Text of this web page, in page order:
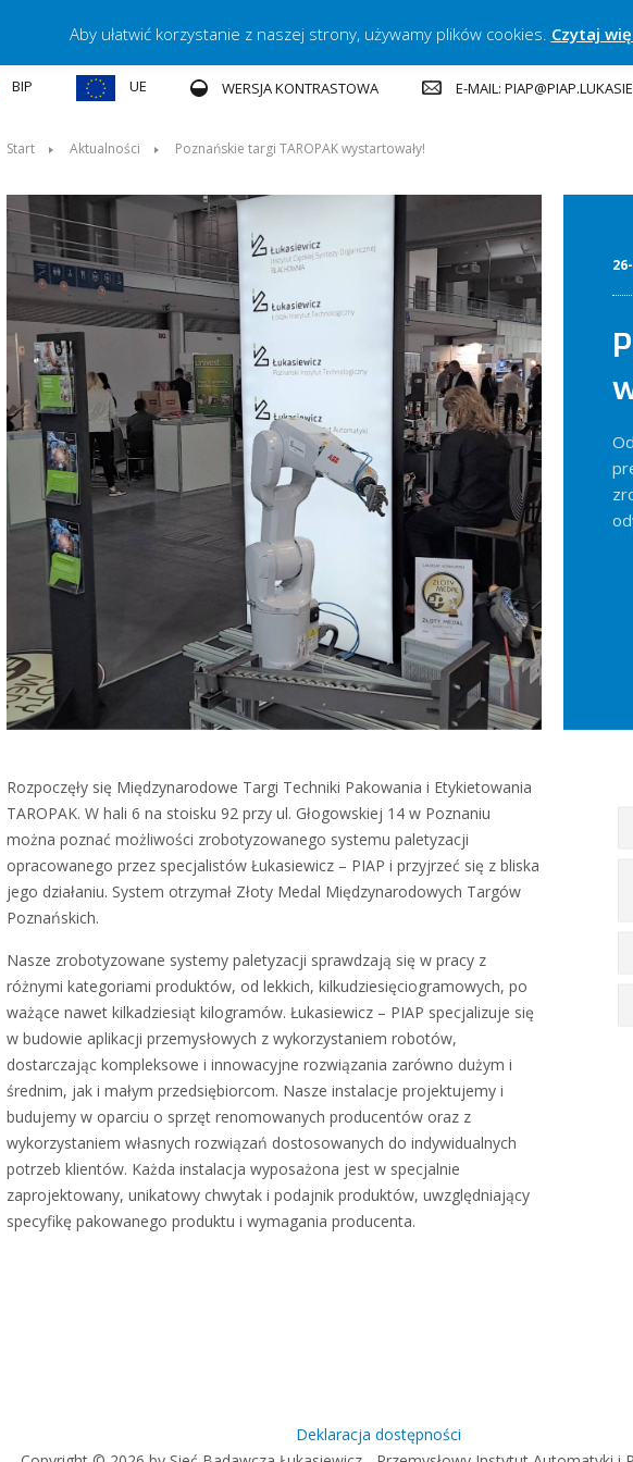
BIP UE WERSJA KONTRASTOWA E-MAIL:
Start Aktualności Poznańskie targi TAROPAK wystartowały!
Rozpoczęły się Międzynarodowe Targi Techniki Pakowania i Etykietowania
TAROPAK. W hali 6 na stoisku 92 przy ul. Głogowskiej 14 w Poznaniu
można poznać możliwości zrobotyzowanego systemu paletyzacji
opracowanego przez specjalistów Łukasiewicz – PIAP i przyjrzeć się z bliska
jego działaniu. System otrzymał Złoty Medal Międzynarodowych Targów
Poznańskich.
Nasze zrobotyzowane systemy paletyzacji sprawdzają się w pracy z
różnymi kategoriami produktów, od lekkich, kilkudziesięciogramowych, po
ważące nawet kilkadziesiąt kilogramów. Łukasiewicz – PIAP specjalizuje się
w budowie aplikacji przemysłowych z wykorzystaniem robotów,
dostarczając kompleksowe i innowacyjne rozwiązania zarówno dużym i
średnim, jak i małym przedsiębiorcom. Nasze instalacje projektujemy i
budujemy w oparciu o sprzęt renomowanych producentów oraz z
wykorzystaniem własnych rozwiązań dostosowanych do indywidualnych
potrzeb klientów. Każda instalacja wyposażona jest w specjalnie
zaprojektowany, unikatowy chwytak i podajnik produktów, uwzględniający
specyfikę pakowanego produktu i wymagania producenta.
Deklaracja dostępności
Aby ułatwić korzystanie z naszej strony, używamy plików cookies. Czytaj